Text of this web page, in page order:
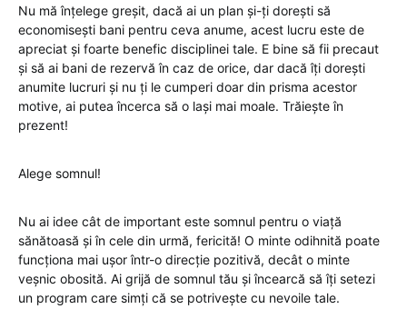
Nu mă înțelege greșit, dacă ai un plan și-ți dorești să
economisești bani pentru ceva anume, acest lucru este de
apreciat și foarte benefic disciplinei tale. E bine să fii precaut
și să ai bani de rezervă în caz de orice, dar dacă îți dorești
anumite lucruri și nu ți le cumperi doar din prisma acestor
motive, ai putea încerca să o lași mai moale. Trăiește în
prezent!
Alege somnul!
Nu ai idee cât de important este somnul pentru o viață
sănătoasă și în cele din urmă, fericită! O minte odihnită poate
funcționa mai ușor într-o direcție pozitivă, decât o minte
veșnic obosită. Ai grijă de somnul tău și încearcă să îți setezi
un program care simți că se potrivește cu nevoile tale.